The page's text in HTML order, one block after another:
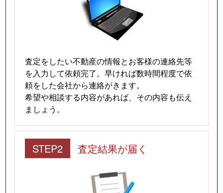
査定をしたい不動産の情報とお客様の連絡先等
を入力して依頼完了。早ければ数時間程度で依
頼をした会社から連絡がきます。
希望や相談する内容があれば、その内容も伝え
ましょう。
STEP2 査定結果が届く